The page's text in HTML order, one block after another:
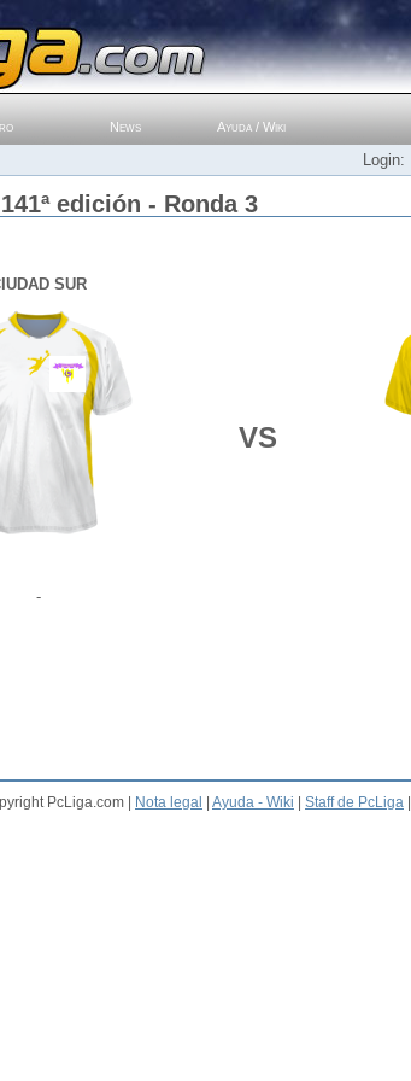
News Ayuda / Wiki
Login:
edición - Ronda 3
SUR
VS
-
PcLiga.com | Nota legal Ayuda - Wiki Staff de PcLiga